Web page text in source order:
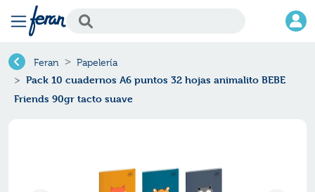
Feran Papelería
Pack 10 cuadernos A6 puntos 32 hojas animalito BEBE
Friends 90gr tacto suave